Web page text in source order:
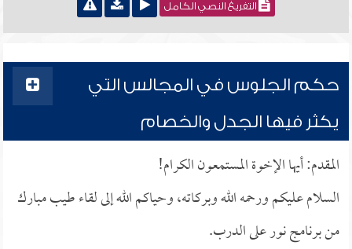
التفريغ النصي الكامل
حكم الجلوس في المجالس التي
يكثر فيها الجدل والخصام
المقدم: أيها الإخوة المستمعون الكرام!
السلام عليكم ورحمه الله وبركاته، وحياكم الله إلى لقاء طيب مبارك
من برنامج نور على الدرب.